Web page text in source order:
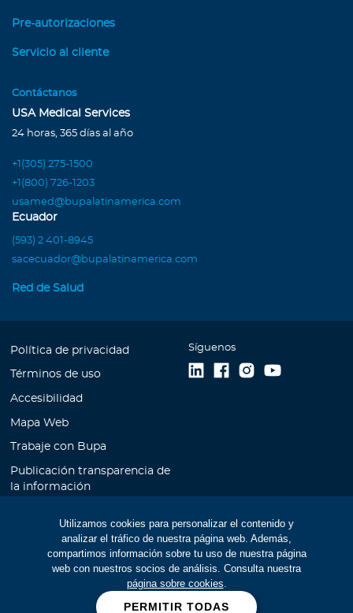
Utilizamos cookies para personalizar el contenido y
analizar el tráfico de nuestra página web. Además,
compartimos información sobre tu uso de nuestra página
web con nuestros socios de análisis. Consulta nuestra
página sobre cookies.
PERMITIR TODAS
Pre-autorizaciones
Servicio al cliente
Contáctanos
USA Medical Services
24 horas, 365 días al año
+1(305) 275-1500
+1(800) 726-1203
usamed@bupalatinamerica.com
Ecuador
(593) 2 401-8945
sacecuador@bupalatinamerica.com
Red de Salud
Política de privacidad
Términos de uso
Accesibilidad
Mapa Web
Trabaje con Bupa
Publicación transparencia de
la información
Educación Financiera
Cookies
Manual de prevención de
Síguenos